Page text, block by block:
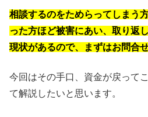
相談するのをためらってしまう
った方ほど被害にあい、取り返
現状があるので、まずはお問合せ
今回はその手口、資金が戻って
て解説したいと思います。